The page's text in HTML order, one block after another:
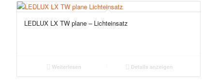
LEDLUX LX TW plane – Lichteinsatz
Weiterlesen Details anzeigen